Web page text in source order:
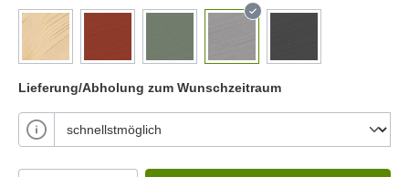
Lieferung/Abholung zum Wunschzeitraum